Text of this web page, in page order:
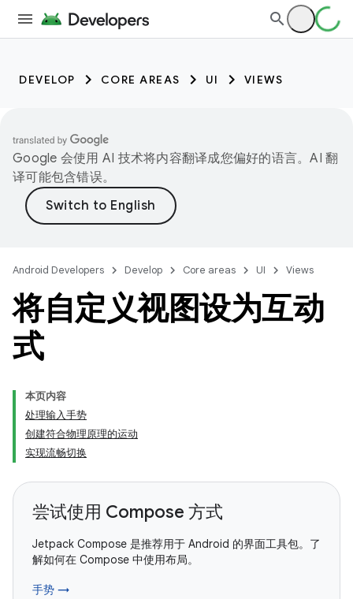
DEVELOP CORE AREAS UI VIEWS
Google 会使用 AI 技术将内容翻译成您偏好的语言。AI 翻
译可能包含错误。
Android Developers Develop Core areas UI Views
将自定义视图设为互动
式
本页内容
处理输入手势
创建符合物理原理的运动
实现流畅切换
尝试使用 Compose 方式
Jetpack Compose 是推荐用于 Android 的界面工具包。了
解如何在 Compose 中使用布局。
手势 →